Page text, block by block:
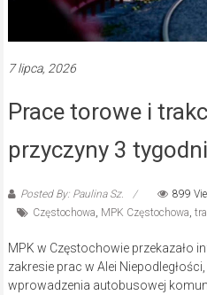
7 lipca, 2026
Prace torowe i
przyczyny 3
Posted By: Paulina Sz.
899
Częstochowa, MPK Częstochowa,
MPK w Częstochowie przekazało
zakresie prac w Alei
wprowadzenia autobusowej